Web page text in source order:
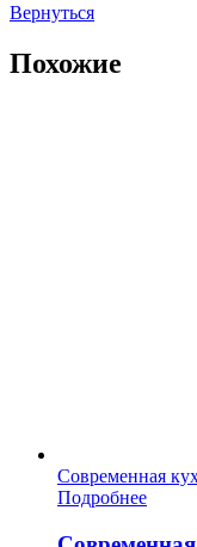
Вернуться
Похожие
Современная
Подробнее